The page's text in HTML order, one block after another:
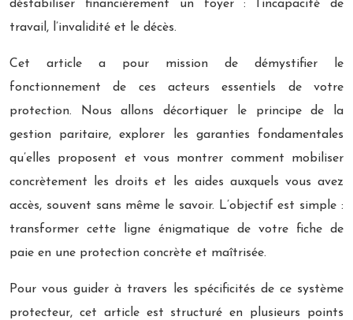
déstabiliser financièrement un foyer : l’incapacité de
travail, l’invalidité et le décès.
Cet article a pour mission de démystifier le
fonctionnement de ces acteurs essentiels de votre
protection. Nous allons décortiquer le principe de la
gestion paritaire, explorer les garanties fondamentales
qu’elles proposent et vous montrer comment mobiliser
concrètement les droits et les aides auxquels vous avez
accès, souvent sans même le savoir. L’objectif est simple :
transformer cette ligne énigmatique de votre fiche de
paie en une protection concrète et maîtrisée.
Pour vous guider à travers les spécificités de ce système
protecteur, cet article est structuré en plusieurs points